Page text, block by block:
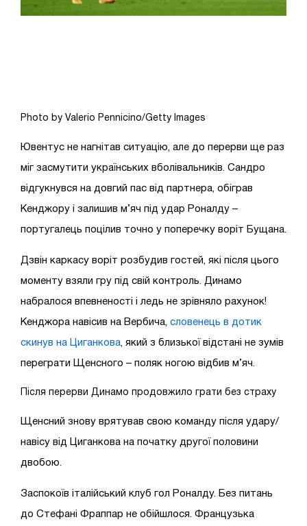
Photo by Valerio Pennicino/Getty Images
Ювентус не нагнітав ситуацію, але до перерви ще раз
міг засмутити українських вболівальників. Сандро
відгукнувся на довгий пас від партнера, обіграв
Кенджору і залишив м’яч під удар Роналду –
португалець поцілив точно у поперечку воріт Бущана.
Дзвін каркасу воріт розбудив гостей, які після цього
моменту взяли гру під свій контроль. Динамо
набралося впевненості і ледь не зрівняло рахунок!
Кенджора навісив на Вербича, словенець в дотик
скинув на Циганкова , який з близької відстані не зумів
переграти Щенсного – поляк ногою відбив м’яч.
Після перерви Динамо продовжило грати без страху
Щенсний знову врятував свою команду після удару/
навісу від Циганкова на початку другої половини
двобою.
Заспокоїв італійський клуб гол Роналду. Без питань
до Стефані Фраппар не обійшлося. Французька